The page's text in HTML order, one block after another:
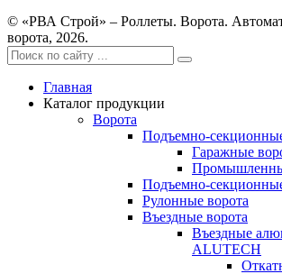
© «РВА Строй» – Роллеты. Ворота.
ворота, 2026.
Главная
Каталог продукции
Ворота
Подъемно-
Гаражные
Подъемно-
Рулонные ворота
Въездные ворота
Въездные
ALUTECH